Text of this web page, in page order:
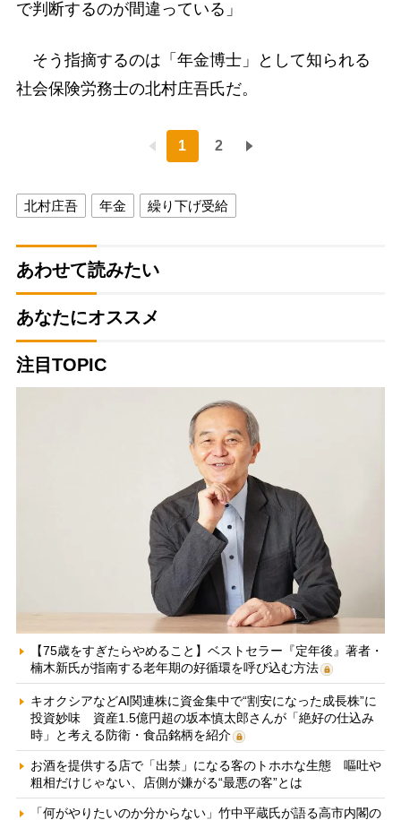
で判断するのが間違っている」
そう指摘するのは「年金博士」として知られる
社会保険労務士の北村庄吾氏だ。
1 2
北村庄吾 年金 繰り下げ受給
あわせて読みたい
あなたにオススメ
注目TOPIC
【75歳をすぎたらやめること】ベストセラー『定年後』著者・
楠木新氏が指南する老年期の好循環を呼び込む方法
キオクシアなどAI関連株に資金集中で“割安になった成長株”に
投資妙味 資産1.5億円超の坂本慎太郎さんが「絶好の仕込み
時」と考える防衛・食品銘柄を紹介
お酒を提供する店で「出禁」になる客のトホホな生態 嘔吐や
粗相だけじゃない、店側が嫌がる“最悪の客”とは
「何がやりたいのか分からない」竹中平蔵氏が語る高市内閣の